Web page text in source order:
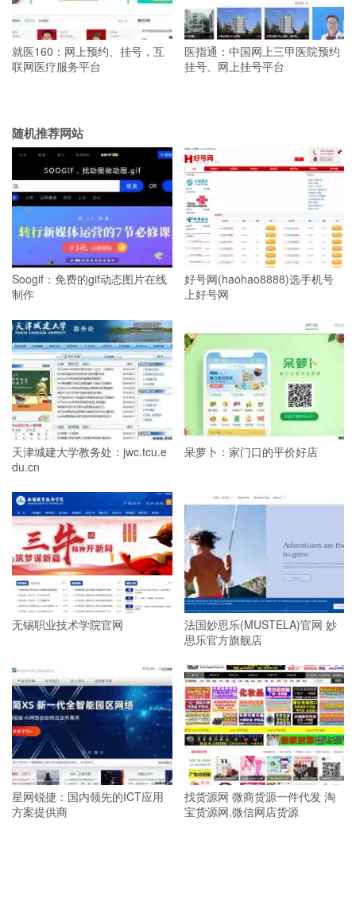
就医160：网上预约、挂号，互
联网医疗服务平台
医指通：中国网上三甲医院预约
挂号、网上挂号平台
随机推荐网站
Soogif：免费的gif动态图片在线
制作
好号网(haohao8888)选手机号
上好号网
天津城建大学教务处：jwc.tcu.e
du.cn
呆萝卜：家门口的平价好店
无锡职业技术学院官网
法国妙思乐(MUSTELA)官网 妙
思乐官方旗舰店
星网锐捷：国内领先的ICT应用
方案提供商
找货源网 微商货源一件代发 淘
宝货源网,微信网店货源